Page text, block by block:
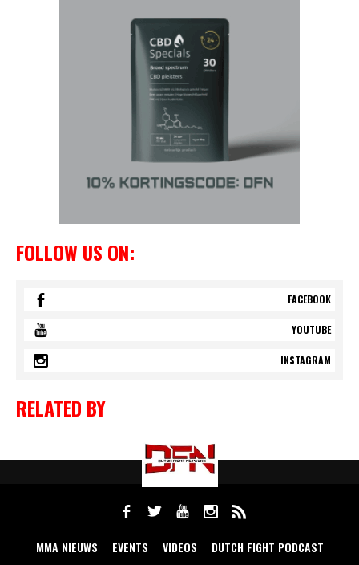
FOLLOW US ON:
FACEBOOK
YOUTUBE
INSTAGRAM
RELATED BY
MMA NIEUWS EVENTS VIDEOS DUTCH FIGHT PODCAST